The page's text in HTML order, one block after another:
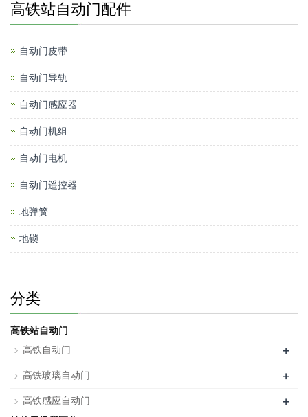
高铁站自动门配件
自动门皮带
自动门导轨
自动门感应器
自动门机组
自动门电机
自动门遥控器
地弹簧
地锁
分类
高铁站自动门
高铁自动门
+
高铁玻璃自动门 +
高铁感应自动门 +